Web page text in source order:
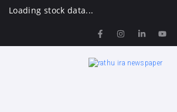
Loading stock data...